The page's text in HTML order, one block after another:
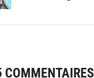
COMMENTAIRES